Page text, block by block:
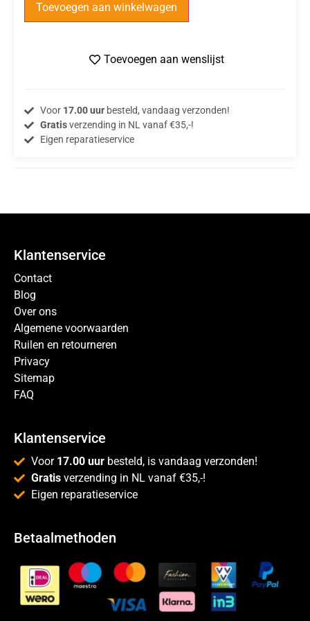
Toevoegen aan winkelwagen
Toevoegen aan wenslijst
Voor 17.00 uurbesteld, vandaag verzonden!
Gratisverzending in NL vanaf €35,-!
Eigen reparatieservice
Klantenservice
Contact
Blog
Over ons
Algemene voorwaarden
Ruilen en retourneren
Privacy
Sitemap
FAQ
Klantenservice
Voor 17.00 uur besteld, is vandaag verzonden!
Gratis verzending in NL vanaf €35,-!
Eigen reparatieservice
Betaalmethoden